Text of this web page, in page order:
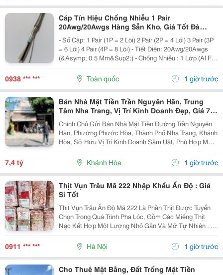
Cáp Tín Hiệu Chống Nhiễu 1 Pair
20Awg/20Awgs Hàng Sẵn Kho, Giá Tốt Đà
Nẵng, Huế
- Số Cặp: 1 Pair (1P = 2 Lõi) 2 Pair (2P = 4 Lõi) 3 Pair (3P
= 6 Lõi) 4 Pair (4P = 8 Lõi) - Tiết Diện: 20Awg/20Awgs
(&Asymp; 0.5 Mm&Sup2;) - Chống Nhiễu : 1 Lớp (Al Foil
)/ 2 Lớp Chống Nhiễu (Al Foil + Lớp Lưới Chống Nhiễu) -
Vật Liệu: Đồng...
0938 *** *** Toàn quốc 1 giờ trước
Bán Nhà Mặt Tiền Trần Nguyên Hãn, Trung
Tâm Nha Trang, Vị Trí Kinh Doanh Đẹp, Giá 7,4
Tỷ
Chính Chủ Gửi Bán Nhà Mặt Tiền Đường Trần Nguyên
Hãn, Phường Phước Hòa, Thành Phố Nha Trang, Khánh
Hòa, Sở Hữu Vị Trí Kinh Doanh Sầm Uất, Phù Hợp Mở
Cửa Hàng, Văn Phòng, Showroom Hoặc Đầu Tư Cho
Thuê Lâu Dài. Thông Tin Chi Tiết. - Địa Chỉ: Số...
7,4 tỷ Khánh Hòa 1 giờ trước
Thịt Vụn Trâu Mã 222 Nhập Khẩu Ấn Độ : Giá
Sỉ Tốt
Thịt Vụn Trâu Ấn Độ Mã 222 Là Phần Thịt Được Tuyển
Chọn Trong Quá Trình Pha Lóc, Gồm Các Miếng Thịt
Nạc Kết Hợp Một Lượng Nhỏ Gân Và Mỡ Tự Nhiên . Tỷ
Lệ Này Giúp Thịt Giữ Được Độ Mềm, Vị Ngọt Và
Hương Thơm Đặc Trưng Sau Khi Chế Biến. Sản
Phẩm...
0911 *** *** Hà Nội 1 giờ trước
Cho Thuê Mặt Bằng, Đất Trống Mặt Tiền